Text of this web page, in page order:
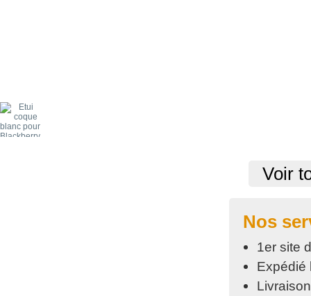
Voir
Nos
1er site
Expédié